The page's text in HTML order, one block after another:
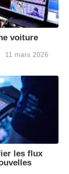
voiture
11 mars 2026
les flux